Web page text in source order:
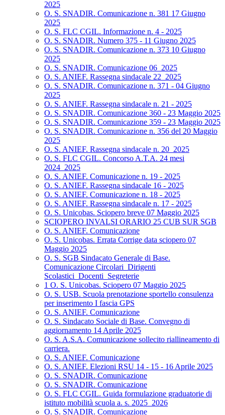
2025
O. S. SNADIR. Comunicazione n. 381 17 Giugno
2025
O. S. FLC CGIL. Informazione n. 4 - 2025
O. S. SNADIR. Numero 375 - 11 Giugno 2025
O. S. SNADIR. Comunicazione n. 373 10 Giugno
2025
O. S. SNADIR. Comunicazione 06_2025
O. S. ANIEF. Rassegna sindacale 22_2025
O. S. SNADIR. Comunicazione n. 371 - 04 Giugno
2025
O. S. ANIEF. Rassegna sindacale n. 21 - 2025
O. S. SNADIR. Comunicazione 360 - 23 Maggio 2025
O. S. SNADIR. Comunicazione 359 - 23 Maggio 2025
O. S. SNADIR. Comunicazione n. 356 del 20 Maggio
2025
O. S. ANIEF. Rassegna sindacale n. 20_2025
O. S. FLC CGIL. Concorso A.T.A. 24 mesi
2024_2025
O. S. ANIEF. Comunicazione n. 19 - 2025
O. S. ANIEF. Rassegna sindacale 16 - 2025
O. S. ANIEF. Comunicazione n. 18 - 2025
O. S. ANIEF. Rassegna sindacale n. 17 - 2025
O. S. Unicobas. Sciopero breve 07 Maggio 2025
SCIOPERO INVALSI ORARIO 25 CUB SUR SGB
O. S. ANIEF. Comunicazione
O. S. Unicobas. Errata Corrige data sciopero 07
Maggio 2025
O. S. SGB Sindacato Generale di Base.
Comunicazione Circolari_Dirigenti
Scolastici_Docenti_Segreterie
1 O. S. Unicobas. Sciopero 07 Maggio 2025
O. S. USB. Scuola prenotazione sportello consulenza
per inserimento I fascia GPS
O. S. ANIEF. Comunicazione
O. S. Sindacato Sociale di Base. Convegno di
aggiornamento 14 Aprile 2025
O. S. A.S.A. Comunicazione sollecito riallineamento di
carriera.
O. S. ANIEF. Comunicazione
O. S. ANIEF. Elezioni RSU 14 - 15 - 16 Aprile 2025
O. S. SNADIR. Comunicazione
O. S. SNADIR. Comunicazione
O. S. FLC CGIL. Guida formulazione graduatorie di
istituto mobilità scuola a. s. 2025_2026
O. S. SNADIR. Comunicazione